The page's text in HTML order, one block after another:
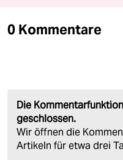
0 Kommentare
Die
geschlossen.
Wir öffnen die
Artikeln für etwa drei